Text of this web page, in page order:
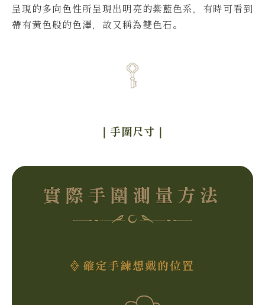
呈現的多向色性所呈現出明亮的紫藍色系，有時可看到
帶有黃色般的色澤，故又稱為雙色石。
｜手圍尺寸 ｜